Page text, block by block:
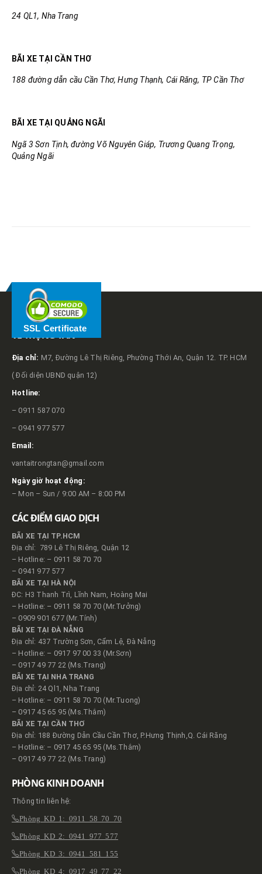
24 QL1, Nha Trang
BÃI XE TẠI CẦN THƠ
188 đường dẫn cầu Cần Thơ, Hưng Thạnh, Cái Răng, TP Cần Thơ
BÃI XE TẠI QUẢNG NGÃI
Ngã 3 Sơn Tịnh, đường Võ Nguyên Giáp, Trương Quang Trọng,
Quảng Ngãi
SSL Certificate
VỀ TRỌNG TẤN
Địa chỉ: M7, Đường Lê Thị Riêng, Phường Thới An, Quận 12. TP. HCM
( Đối diện UBND quận 12)
Hotline:
– 0911 587 070
– 0941 977 577
Email:
vantaitrongtan@gmail.com
Ngày giờ hoạt động:
– Mon – Sun / 9:00 AM – 8:00 PM
CÁC ĐIỂM GIAO DỊCH
BÃI XE TẠI TP.HCM
Địa chỉ: 789 Lê Thị Riêng, Quận 12
– Hotline: – 0911 58 70 70
– 0941 977 577
BÃI XE TẠI HÀ NỘI
ĐC: H3 Thanh Trì, Lĩnh Nam, Hoàng Mai
– Hotline: – 0911 58 70 70 (Mr.Tưởng)
– 0909 901 677 (Mr.Tính)
BÃI XE TẠI ĐÀ NẴNG
Địa chỉ: 437 Trường Sơn, Cẩm Lệ, Đà Nẵng
– Hotline: – 0917 97 00 33 (Mr.Sơn)
– 0917 49 77 22 (Ms.Trang)
BÃI XE TẠI NHA TRANG
Địa chỉ: 24 Ql1, Nha Trang
– Hotline: – 0911 58 70 70 (Mr.Tuong)
– 0917 45 65 95 (Ms.Thắm)
BÃI XE TẠI CẦN THƠ
Địa chỉ: 188 Đường Dẫn Cầu Cần Thơ, P.Hưng Thịnh,Q. Cái Răng
– Hotline: – 0917 45 65 95 (Ms.Thắm)
– 0917 49 77 22 (Ms.Trang)
PHÒNG KINH DOANH
Thông tin liên hệ:
Phòng KD 1: 0911 58 70 70
Phòng KD 2: 0941 977 577
Phòng KD 3: 0941 581 155
Phòng KD 4: 0917 49 77 22